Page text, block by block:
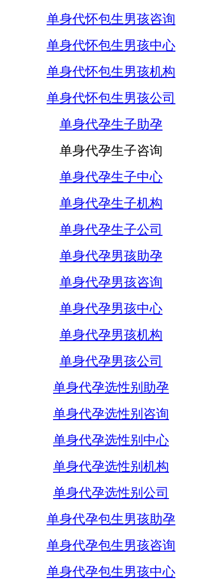
单身代怀包生男孩咨询
单身代怀包生男孩中心
单身代怀包生男孩机构
单身代怀包生男孩公司
单身代孕生子助孕
单身代孕生子咨询
单身代孕生子中心
单身代孕生子机构
单身代孕生子公司
单身代孕男孩助孕
单身代孕男孩咨询
单身代孕男孩中心
单身代孕男孩机构
单身代孕男孩公司
单身代孕选性别助孕
单身代孕选性别咨询
单身代孕选性别中心
单身代孕选性别机构
单身代孕选性别公司
单身代孕包生男孩助孕
单身代孕包生男孩咨询
单身代孕包生男孩中心